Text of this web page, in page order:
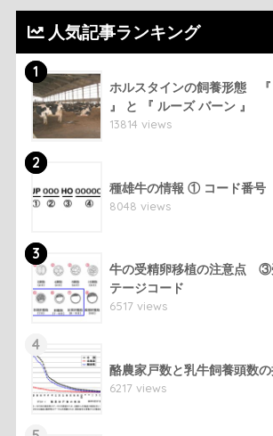
人気記事ランキング
1
ホルスタインの飼養形態 『
』 と 『 ルーズ バーン 』
13814 views
2
種雄牛の情報 ① コード番号
8048 views
3
牛の受精卵移植の注意点 ③
テージコード
6517 views
4
酪農家戸数と乳牛飼養頭数
6217 views